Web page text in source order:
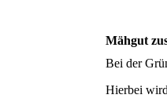
Mähgut
Bei der
Hierbei